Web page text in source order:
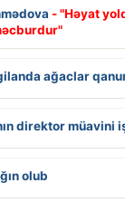
- "Həyat
ağaclar
direktor müavini
olub